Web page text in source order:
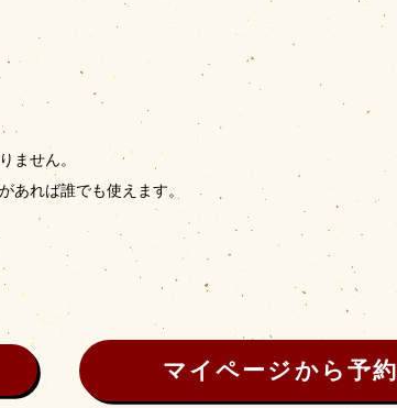
ません。
あれば誰でも使えます。
マイページから予約